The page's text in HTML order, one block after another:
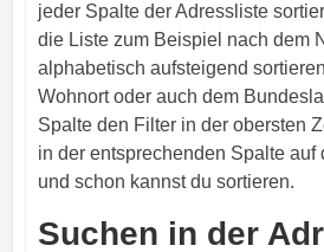
jeder Spalte der Adressliste
die Liste zum Beispiel nach dem
alphabetisch aufsteigend
Wohnort oder auch dem
Spalte den Filter in der obersten
in der entsprechenden Spalte auf
und schon kannst du sortieren.
Suchen in der